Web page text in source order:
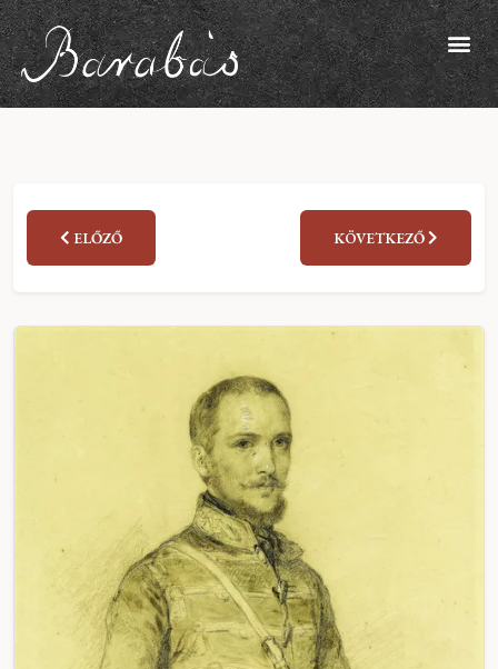
ELŐZŐ KÖVETKEZŐ